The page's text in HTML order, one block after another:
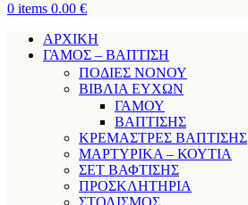
0 items 0.00 €
ΑΡΧΙΚΗ
ΓΑΜΟΣ – ΒΑΠΤΙΣΗ
ΠΟΔΙΕΣ ΝΟΝΟΥ
ΒΙΒΛΙΑ ΕΥΧΩΝ
ΓΑΜΟΥ
ΒΑΠΤΙΣΗΣ
ΚΡΕΜΑΣΤΡΕΣ ΒΑΠΤΙΣΗΣ
ΜΑΡΤΥΡΙΚΑ – ΚΟΥΤΙΑ
ΣΕΤ ΒΑΦΤΙΣΗΣ
ΠΡΟΣΚΛΗΤΗΡΙΑ
ΣΤΟΛΙΣΜΟΣ